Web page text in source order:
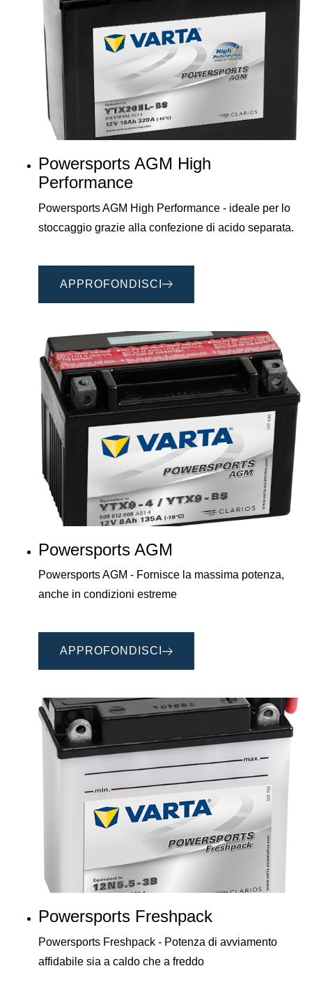
Powersports AGM High
Performance
Powersports AGM High Performance - ideale per lo
stoccaggio grazie alla confezione di acido separata.
APPROFONDISCI
Powersports AGM
Powersports AGM - Fornisce la massima potenza,
anche in condizioni estreme
APPROFONDISCI
Powersports Freshpack
Powersports Freshpack - Potenza di avviamento
affidabile sia a caldo che a freddo